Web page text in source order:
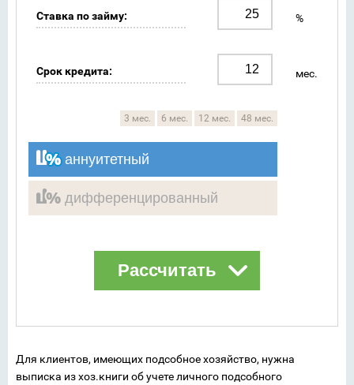
Ставка по займу: %
Срок кредита: мес.
3 мес. 6 мес. 12 мес. 48 мес.
аннуитетный
дифференцированный
Для клиентов, имеющих подсобное хозяйство, нужна
выписка из хоз.книги об учете личного подсобного